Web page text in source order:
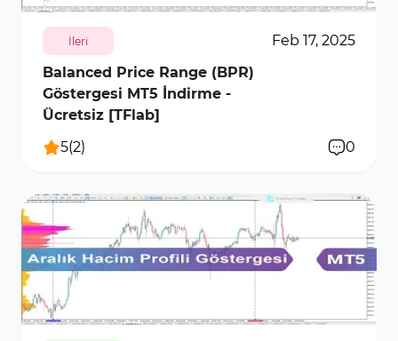
İleri
Feb 17, 2025
Balanced Price Range (BPR)
Göstergesi MT5 İndirme -
Ücretsiz [TFlab]
5(2) 0
4037